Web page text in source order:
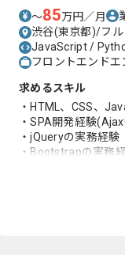
〜85万円／月
渋谷(東京都)/フル
JavaScript /
フロントエンド
求めるスキル
・HTML、CSS、
・SPA開発経験
・jQueryの実務経験
・Bootstrapの実務